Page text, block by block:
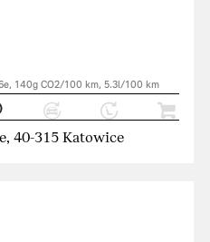
140g CO2/100 km, 5.3l/100 km
40-315 Katowice